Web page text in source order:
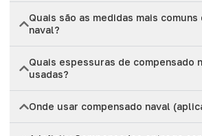
Quais são as medidas mais
naval?
Quais espessuras de compensado
usadas?
Onde usar compensado naval